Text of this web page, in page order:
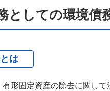
としての環境債
は
有形固定資産の除去に関し